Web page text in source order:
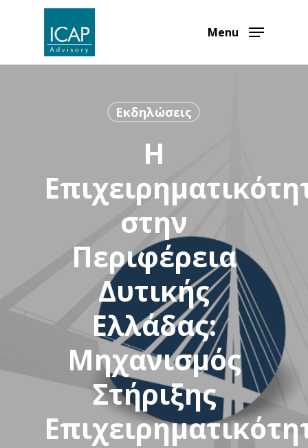
Menu
Εκδηλώσεις
Η
στην
Περιφέρεια
Δυτικής
Ελλάδας:
Μηχανισμός
Στήριξης